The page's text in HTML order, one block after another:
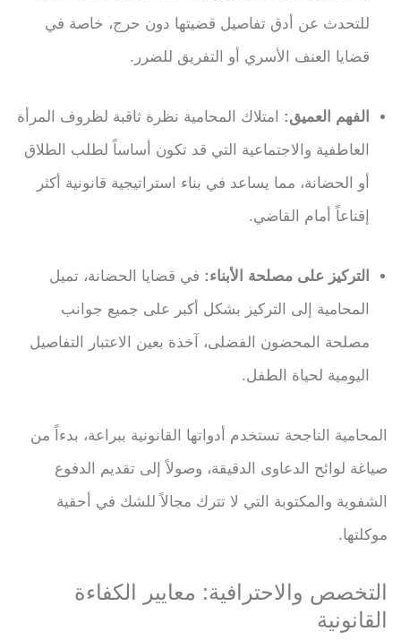
للتحدث عن أدق تفاصيل قضيتها دون حرج، خاصة في
قضايا العنف الأسري أو التفريق للضرر.
الفهم العميق: امتلاك المحامية نظرة ثاقبة لظروف المرأة
العاطفية والاجتماعية التي قد تكون أساساً لطلب الطلاق
أو الحضانة، مما يساعد في بناء استراتيجية قانونية أكثر
إقناعاً أمام القاضي.
التركيز على مصلحة الأبناء: في قضايا الحضانة، تميل
المحامية إلى التركيز بشكل أكبر على جميع جوانب
مصلحة المحضون الفضلى، آخذة بعين الاعتبار التفاصيل
اليومية لحياة الطفل.
المحامية الناجحة تستخدم أدواتها القانونية ببراعة، بدءاً من
صياغة لوائح الدعاوى الدقيقة، وصولاً إلى تقديم الدفوع
الشفوية والمكتوبة التي لا تترك مجالاً للشك في أحقية
موكلتها.
التخصص والاحترافية: معايير الكفاءة
القانونية